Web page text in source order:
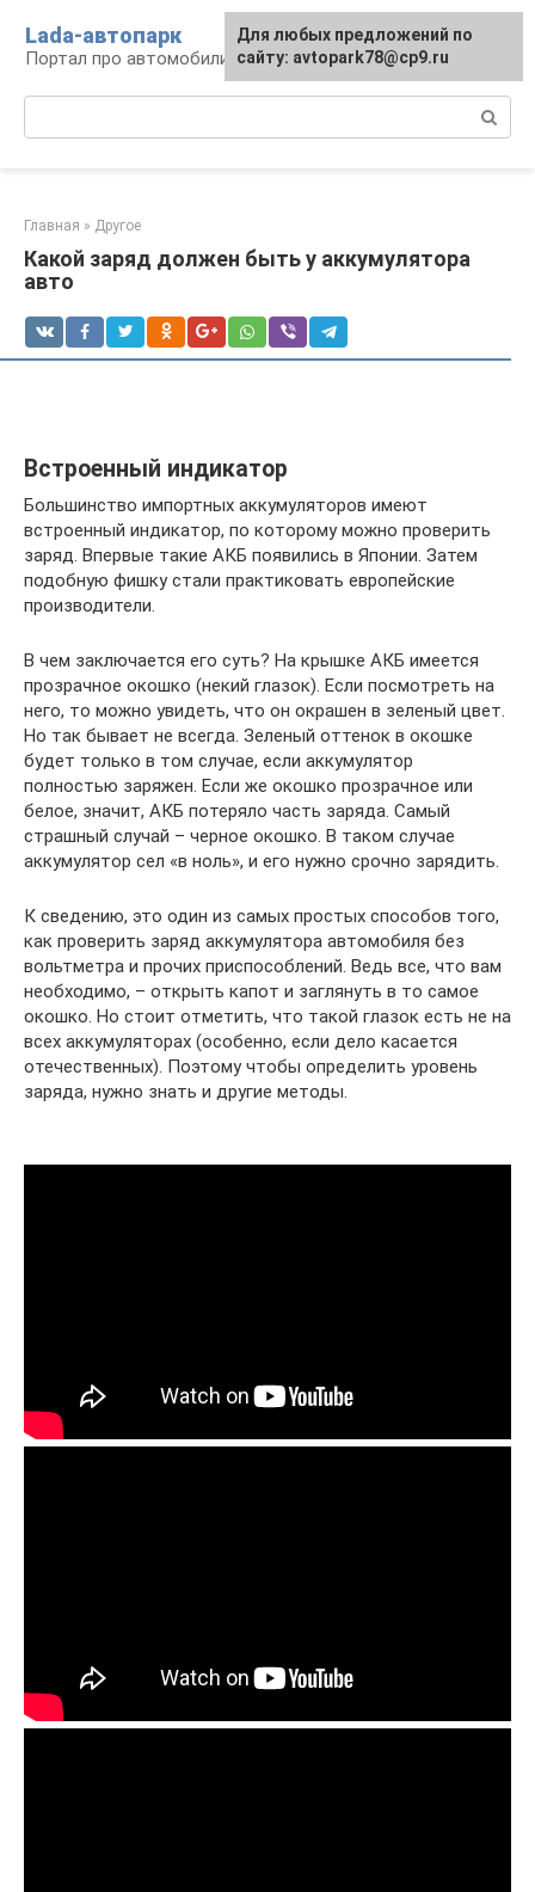
контенту
Lada-автопарк
Портал про автомобили Lada
Главная » Другое
Какой заряд должен быть у аккумулятора
авто
Встроенный индикатор
Большинство импортных аккумуляторов имеют
встроенный индикатор, по которому можно проверить
заряд. Впервые такие АКБ появились в Японии. Затем
подобную фишку стали практиковать европейские
производители.
В чем заключается его суть? На крышке АКБ имеется
прозрачное окошко (некий глазок). Если посмотреть на
него, то можно увидеть, что он окрашен в зеленый цвет.
Но так бывает не всегда. Зеленый оттенок в окошке
будет только в том случае, если аккумулятор
полностью заряжен. Если же окошко прозрачное или
белое, значит, АКБ потеряло часть заряда. Самый
страшный случай – черное окошко. В таком случае
аккумулятор сел «в ноль», и его нужно срочно зарядить.
К сведению, это один из самых простых способов того,
как проверить заряд аккумулятора автомобиля без
вольтметра и прочих приспособлений. Ведь все, что вам
необходимо, – открыть капот и заглянуть в то самое
окошко. Но стоит отметить, что такой глазок есть не на
всех аккумуляторах (особенно, если дело касается
отечественных). Поэтому чтобы определить уровень
заряда, нужно знать и другие методы.
Для любых предложений по
сайту: avtopark78@cp9.ru